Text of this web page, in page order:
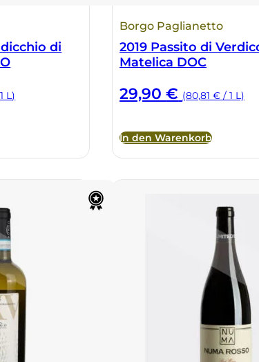
di
L)
Borgo Paglianetto
2019 Passito di
Matelica DOC
29,90€ (80,81 € / 1 L)
In den Warenkorb